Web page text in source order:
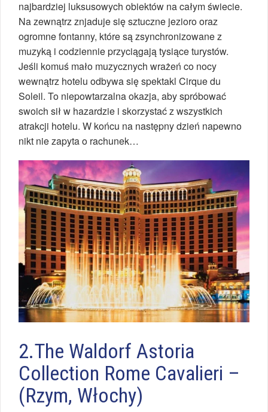
najbardziej luksusowych obiektów na całym świecie.
Na zewnątrz znjaduje się sztuczne jezioro oraz
ogromne fontanny, które są zsynchronizowane z
muzyką i codziennie przyciągają tysiące turystów.
Jeśli komuś mało muzycznych wrażeń co nocy
wewnątrz hotelu odbywa się spektakl Cirque du
Soleil. To niepowtarzalna okazja, aby spróbować
swoich sił w hazardzie i skorzystać z wszystkich
atrakcji hotelu. W końcu na następny dzień napewno
nikt nie zapyta o rachunek…
2.The Waldorf Astoria
Collection Rome Cavalieri –
(Rzym, Włochy)